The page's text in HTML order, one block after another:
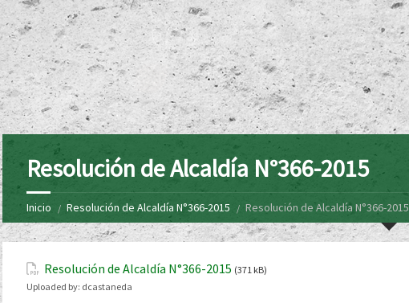
Resolución de Alcaldía N°366-2015
Inicio Resolución de Alcaldía N°366-2015 Resolución de Alcaldía N°366-2015
Resolución de Alcaldía N°366-2015 (371 kB)
Uploaded by: dcastaneda